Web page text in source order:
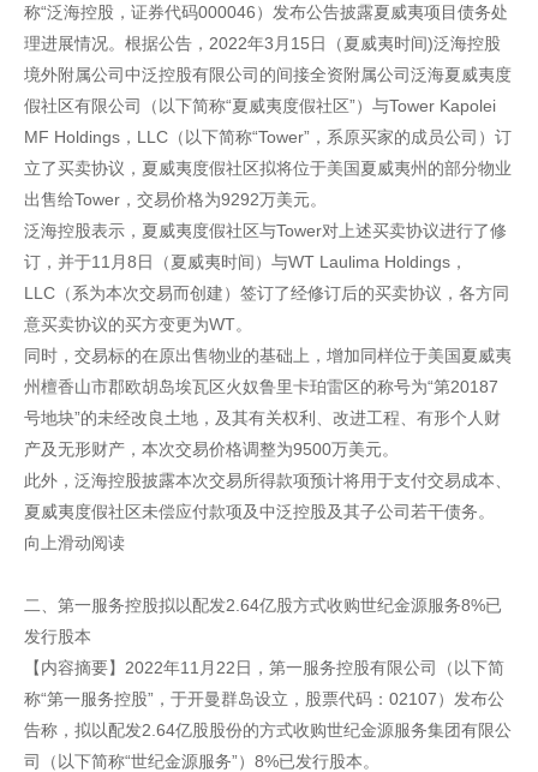
称“泛海控股，证券代码000046）发布公告披露夏威夷项目债务处
理进展情况。根据公告，2022年3月15日（夏威夷时间)泛海控股
境外附属公司中泛控股有限公司的间接全资附属公司泛海夏威夷度
假社区有限公司（以下简称“夏威夷度假社区”）与Tower Kapolei
MF Holdings，LLC（以下简称“Tower”，系原买家的成员公司）订
立了买卖协议，夏威夷度假社区拟将位于美国夏威夷州的部分物业
出售给Tower，交易价格为9292万美元。
泛海控股表示，夏威夷度假社区与Tower对上述买卖协议进行了修
订，并于11月8日（夏威夷时间）与WT Laulima Holdings，
LLC（系为本次交易而创建）签订了经修订后的买卖协议，各方同
意买卖协议的买方变更为WT。
同时，交易标的在原出售物业的基础上，增加同样位于美国夏威夷
州檀香山市郡欧胡岛埃瓦区火奴鲁里卡珀雷区的称号为“第20187
号地块”的未经改良土地，及其有关权利、改进工程、有形个人财
产及无形财产，本次交易价格调整为9500万美元。
此外，泛海控股披露本次交易所得款项预计将用于支付交易成本、
夏威夷度假社区未偿应付款项及中泛控股及其子公司若干债务。
向上滑动阅读
二、第一服务控股拟以配发2.64亿股方式收购世纪金源服务8%已
发行股本
【内容摘要】2022年11月22日，第一服务控股有限公司（以下简
称“第一服务控股”，于开曼群岛设立，股票代码：02107）发布公
告称，拟以配发2.64亿股股份的方式收购世纪金源服务集团有限公
司（以下简称“世纪金源服务”）8%已发行股本。